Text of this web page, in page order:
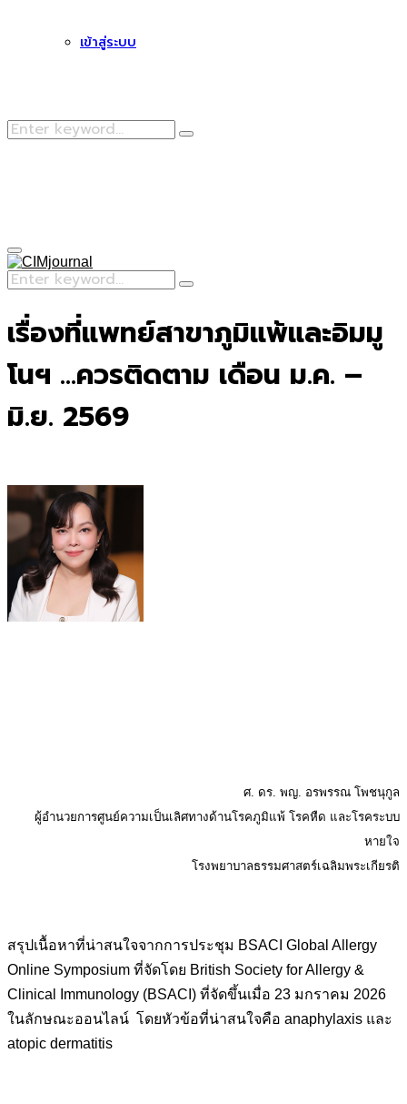
เข้าสู่ระบบ
Search
Search
Primary
Menu
Search
for:
Search
เรื่องที่แพทย์สาขาภูมิแพ้และอิมมู
โนฯ …ควรติดตาม เดือน ม.ค. –
มิ.ย. 2569
ศ. ดร. พญ. อรพรรณ โพชนุกูล
ผู้อำนวยการศูนย์ความเป็นเลิศทางด้านโรคภูมิแพ้ โรคหืด และโรคระบบ
หายใจ
โรงพยาบาลธรรมศาสตร์เฉลิมพระเกียรติ
สรุปเนื้อหาที่น่าสนใจจากการประชุม BSACI Global Allergy
Online Symposium ที่จัดโดย British Society for Allergy &
Clinical Immunology (BSACI) ที่จัดขึ้นเมื่อ 23 มกราคม 2026
ในลักษณะออนไลน์ โดยหัวข้อที่น่าสนใจคือ anaphylaxis และ
atopic dermatitis